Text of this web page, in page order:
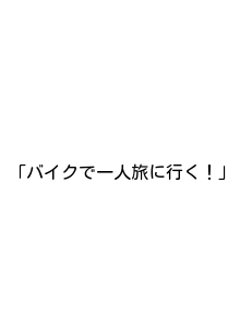
「バイクで一人旅に行く！」